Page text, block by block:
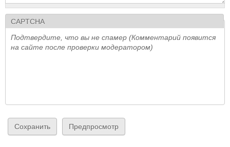
CAPTCHA
Подтвердите, что вы не спамер (Комментарий появится
на сайте после проверки модератором)